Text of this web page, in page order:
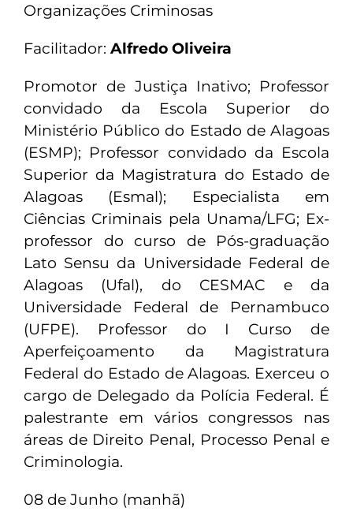
Organizações Criminosas
Facilitador: Alfredo Oliveira
Promotor de Justiça Inativo; Professor
convidado da Escola Superior do
Ministério Público do Estado de Alagoas
(ESMP); Professor convidado da Escola
Superior da Magistratura do Estado de
Alagoas (Esmal); Especialista em
Ciências Criminais pela Unama/LFG; Ex-
professor do curso de Pós-graduação
Lato Sensu da Universidade Federal de
Alagoas (Ufal), do CESMAC e da
Universidade Federal de Pernambuco
(UFPE). Professor do I Curso de
Aperfeiçoamento da Magistratura
Federal do Estado de Alagoas. Exerceu o
cargo de Delegado da Polícia Federal. É
palestrante em vários congressos nas
áreas de Direito Penal, Processo Penal e
Criminologia.
08 de Junho (manhã)